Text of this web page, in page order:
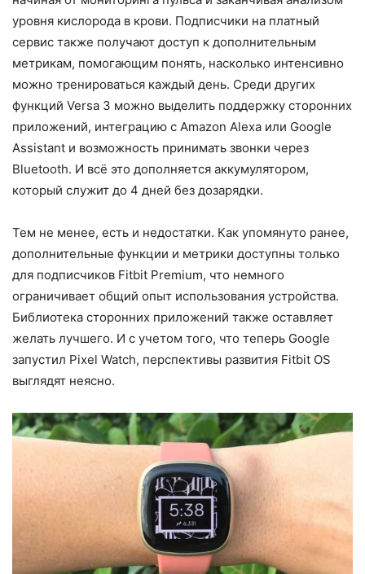
уровня кислорода в крови. Подписчики на платный
сервис также получают доступ к дополнительным
метрикам, помогающим понять, насколько интенсивно
можно тренироваться каждый день. Среди других
функций Versa 3 можно выделить поддержку сторонних
приложений, интеграцию с Amazon Alexa или Google
Assistant и возможность принимать звонки через
Bluetooth. И всё это дополняется аккумулятором,
который служит до 4 дней без дозарядки.
Тем не менее, есть и недостатки. Как упомянуто ранее,
дополнительные функции и метрики доступны только
для подписчиков Fitbit Premium, что немного
ограничивает общий опыт использования устройства.
Библиотека сторонних приложений также оставляет
желать лучшего. И с учетом того, что теперь Google
запустил Pixel Watch, перспективы развития Fitbit OS
выглядят неясно.